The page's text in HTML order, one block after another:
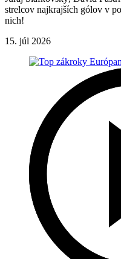
strelcov najkrajších gólov v
nich!
15. júl 2026